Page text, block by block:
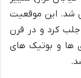
شد. این موقعیت
جلب کرد و در قرن
ها و بوتیک های